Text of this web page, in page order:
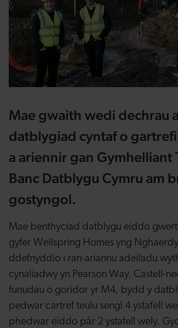
Mae gwaith wedi dechrau
datblygiad cyntaf o
a ariennir gan Gymhelliant
Banc Datblygu Cymru am
gostyngol.
Mae benthyciad datblygu eiddo
gyfer Wellspring Homes yng
ddefnyddio i ran-ariannu adeiladu
cynaliadwy yn Pearson Way, Castell-
funudau o goridor yr M4, bydd y
pedwar cartref teulu sengl 4 ystafell
phedwar eiddo pâr 2 ystafell wely.